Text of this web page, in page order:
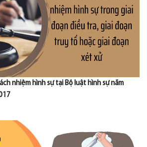
nhiệm hình sự tại Bộ luật hình sự năm